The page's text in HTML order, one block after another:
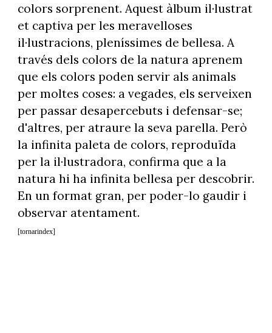
colors sorprenent. Aquest àlbum il·lustrat
et captiva per les meravelloses
il·lustracions, pleníssimes de bellesa. A
través dels colors de la natura aprenem
que els colors poden servir als animals
per moltes coses: a vegades, els serveixen
per passar desapercebuts i defensar-se;
d'altres, per atraure la seva parella. Però
la infinita paleta de colors, reproduïda
per la il·lustradora, confirma que a la
natura hi ha infinita bellesa per descobrir.
En un format gran, per poder-lo gaudir i
observar atentament.
[tornarindex]